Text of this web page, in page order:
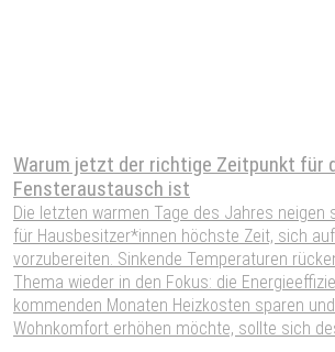
Warum jetzt der richtige Zeitpunkt für
Fensteraustausch ist
Die letzten warmen Tage des Jahres neigen
für Hausbesitzer*innen höchste Zeit, sich
vorzubereiten. Sinkende Temperaturen
Thema wieder in den Fokus: die
kommenden Monaten Heizkosten sparen
Wohnkomfort erhöhen möchte, sollte sich